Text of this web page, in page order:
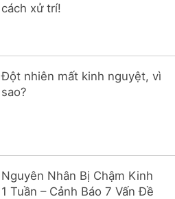
cách xử trí!
Đột nhiên mất kinh nguyệt, vì
sao?
Nguyên Nhân Bị Chậm Kinh
1 Tuần – Cảnh Báo 7 Vấn Đề